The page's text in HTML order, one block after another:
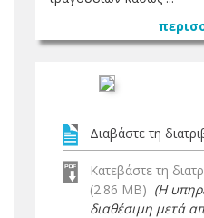
Διαβάστε τη
Κατεβάστε τη
(2.86 MB) (Η
διαθέσιμη μετά